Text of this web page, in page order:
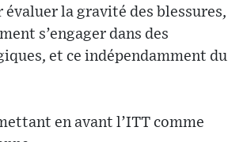
la gravité des blessures,
s’engager dans des
et ce indépendamment du
en avant l’ITT comme